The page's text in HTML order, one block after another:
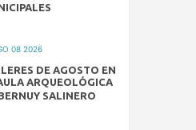
08 2026
DE AGOSTO EN
ARQUEOLÓGICA
SALINERO